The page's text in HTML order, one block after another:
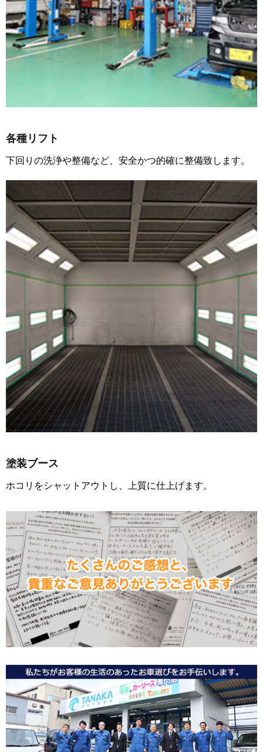
各種リフト
下回りの洗浄や整備など、安全かつ的確に整備致します。
塗装ブース
ホコリをシャットアウトし、上質に仕上げます。